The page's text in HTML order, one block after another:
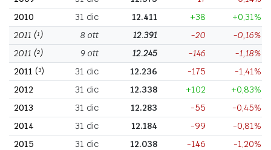
2010
31 dic 12.411 +38
+0,31%
2011 (¹) 8 ott 12.391 -20
-0,16%
2011 (²) 9 ott 12.245 -146
-1,18%
2011 (³) 31 dic 12.236 -175
-1,41%
2012
31 dic 12.338 +102
+0,83%
2013
31 dic 12.283 -55
-0,45%
2014
31 dic 12.184 -99
-0,81%
2015
31 dic 12.038 -146
-1,20%